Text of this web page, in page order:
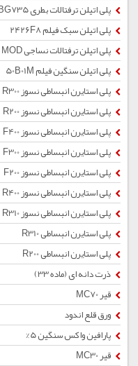
پلی اتیلن ترفتالات بطری BG735
پلی اتیلن سبک فیلم 2426F8
پلی اتیلن ترفتالات نساجی TG641 MOD
پلی اتیلن سنگین فیلم 50B01M
پلی استایرن انبساطی نسوز R300
پلی استایرن انبساطی نسوز R200
پلی استایرن انبساطی نسوز F400
پلی استایرن انبساطی نسوز F300
پلی استایرن انبساطی نسوز F200
پلی استایرن انبساطی نسوز R400
پلی استایرن انبساطی نسوز R310
پلی استایرن انبساطی R310
پلی استایرن انبساطی R200
ذرت دانه ای (ماده 33)
قیر MC70
ورق قلع اندود
پارافین واکس سنگین 5%
قیر MC30